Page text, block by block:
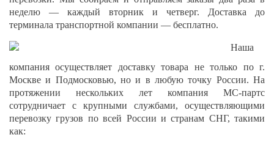
неделю — каждый вторник и четверг. Доставка до
терминала транспортной компании — бесплатно.
Наша
компания осуществляет доставку товара не только по г.
Москве и Подмосковью, но и в любую точку России. На
протяжении нескольких лет компания МС-партс
сотрудничает с крупными службами, осуществляющими
перевозку грузов по всей России и странам СНГ, такими
как: